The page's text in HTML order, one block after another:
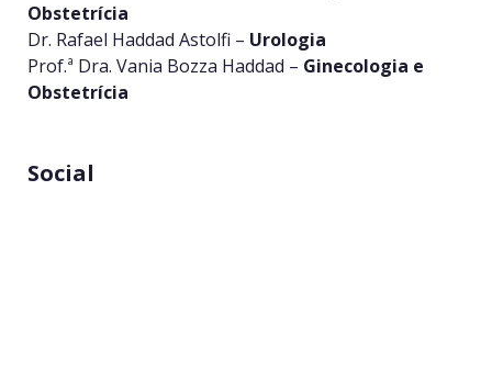
Obstetrícia
Dr. Rafael Haddad Astolfi – Urologia
Prof.ª Dra. Vania Bozza Haddad – Ginecologia e
Obstetrícia
Social